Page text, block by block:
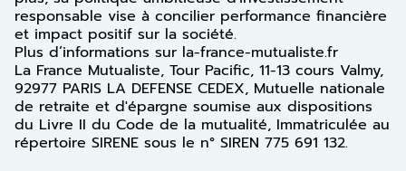
responsable vise à concilier performance financière
et impact positif sur la société.
Plus d’informations sur la-france-mutualiste.fr
La France Mutualiste, Tour Pacific, 11-13 cours Valmy,
92977 PARIS LA DEFENSE CEDEX, Mutuelle nationale
de retraite et d'épargne soumise aux dispositions
du Livre II du Code de la mutualité, Immatriculée au
répertoire SIRENE sous le n° SIREN 775 691 132.